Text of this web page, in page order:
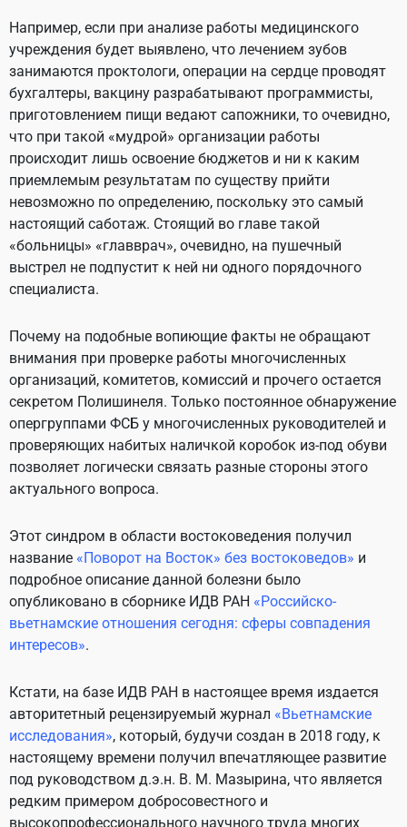
Например, если при анализе работы медицинского
учреждения будет выявлено, что лечением зубов
занимаются проктологи, операции на сердце проводят
бухгалтеры, вакцину разрабатывают программисты,
приготовлением пищи ведают сапожники, то очевидно,
что при такой «мудрой» организации работы
происходит лишь освоение бюджетов и ни к каким
приемлемым результатам по существу прийти
невозможно по определению, поскольку это самый
настоящий саботаж. Стоящий во главе такой
«больницы» «главврач», очевидно, на пушечный
выстрел не подпустит к ней ни одного порядочного
специалиста.
Почему на подобные вопиющие факты не обращают
внимания при проверке работы многочисленных
организаций, комитетов, комиссий и прочего остается
секретом Полишинеля. Только постоянное обнаружение
опергруппами ФСБ у многочисленных руководителей и
проверяющих набитых наличкой коробок из-под обуви
позволяет логически связать разные стороны этого
актуального вопроса.
Этот синдром в области востоковедения получил
название «Поворот на Восток» без востоковедов» и
подробное описание данной болезни было
опубликовано в сборнике ИДВ РАН «Российско-
вьетнамские отношения сегодня: сферы совпадения
интересов».
Кстати, на базе ИДВ РАН в настоящее время издается
авторитетный рецензируемый журнал «Вьетнамские
исследования», который, будучи создан в 2018 году, к
настоящему времени получил впечатляющее развитие
под руководством д.э.н. В. М. Мазырина, что является
редким примером добросовестного и
высокопрофессионального научного труда многих